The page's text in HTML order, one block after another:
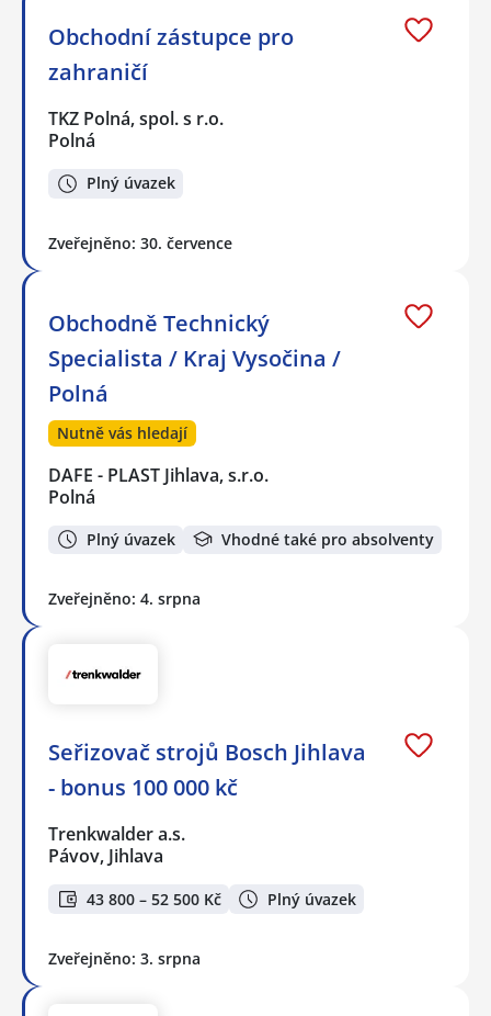
Obchodní zástupce pro
zahraničí
TKZ Polná, spol. s r.o.
Polná
Plný úvazek
Zveřejněno: 30. července
Obchodně Technický
Specialista / Kraj Vysočina /
Polná
Nutně vás hledají
DAFE - PLAST Jihlava, s.r.o.
Polná
Plný úvazek Vhodné také pro absolventy
Zveřejněno: 4. srpna
Seřizovač strojů Bosch Jihlava
- bonus 100 000 kč
Trenkwalder a.s.
Pávov, Jihlava
43 800 – 52 500 Kč Plný úvazek
Zveřejněno: 3. srpna